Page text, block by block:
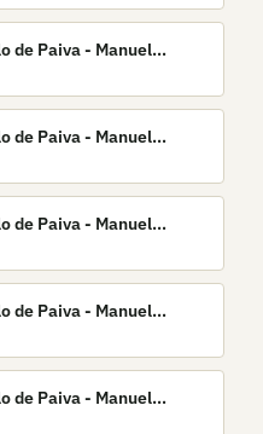
de Paiva - Manuel
de Paiva - Manuel
de Paiva - Manuel
de Paiva - Manuel
de Paiva - Manuel